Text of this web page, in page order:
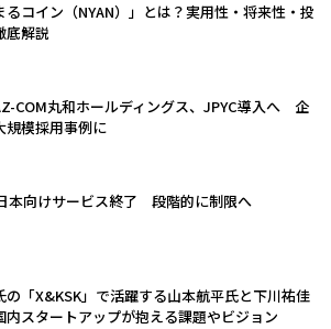
るコイン（NYAN）」とは？実用性・将来性・投
底解説
COM丸和ホールディングス、JPYC導入へ 企
規模採用事例に
本向けサービス終了 段階的に制限へ
の「X&KSK」で活躍する山本航平氏と下川祐佳
内スタートアップが抱える課題やビジョン